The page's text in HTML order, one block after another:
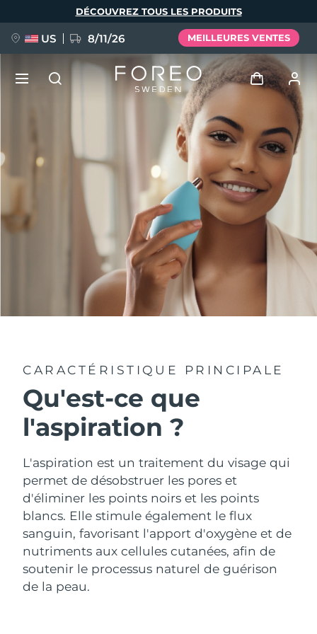
CARACTÉRISTIQUE PRINCIPALE
Qu'est-ce que
l'aspiration ?
L'aspiration est un traitement du visage qui
permet de désobstruer les pores et
d'éliminer les points noirs et les points
blancs. Elle stimule également le flux
sanguin, favorisant l'apport d'oxygène et de
nutriments aux cellules cutanées, afin de
soutenir le processus naturel de guérison
de la peau.
DÉCOUVREZ TOUS LES PRODUITS
US 8/11/26 MEILLEURES VENTES
Se connecter
Profil de l'utilisateur
Mes appareils
Mes commandes
Mes adresses
Mes abonnements
FAQ™ Pure Beauty-Tech Elixir
BREAKING NEWS
issa™ Teeth Whitening Set
FAQ™ Dual LED Panel
POPULAIRE
Offres spéciales Bestsellers
Thérapie par lumière rouge
Langue
English Deutsch
Español
Français
Italiano
Português
Svenska
简体中文 繁體中文
États-Unis
Royaume-Uni Livraison estimée
Espagne Livraison estimée
Australie Livraison estimée8/13/26
France Livraison estimée
Allemagne Livraison estimée 8/10/26
Canada Livraison estimée